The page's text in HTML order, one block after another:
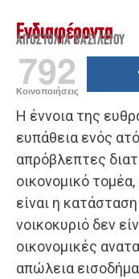
Ενδιαφέροντα
ΑΠΟΣΤΟΛΊΑ ΒΑΣΙΛΕΊΟΥ
792
Κοινοποιήσεις
Η έννοια της
ευπάθεια ενός
απρόβλεπτες
οικονομικό
είναι η
νοικοκυριό δεν
οικονομικές
απώλεια